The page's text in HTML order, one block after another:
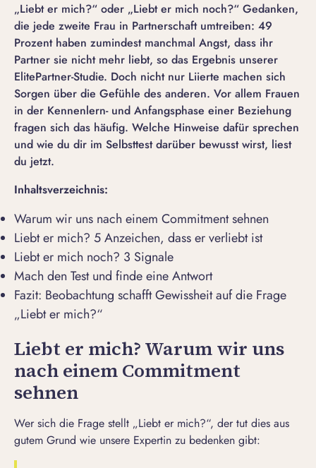
„Liebt er mich?“ oder „Liebt er mich noch?“ Gedanken,
die jede zweite Frau in Partnerschaft umtreiben: 49
Prozent haben zumindest manchmal Angst, dass ihr
Partner sie nicht mehr liebt, so das Ergebnis unserer
ElitePartner-Studie. Doch nicht nur Liierte machen sich
Sorgen über die Gefühle des anderen. Vor allem Frauen
in der Kennenlern- und Anfangsphase einer Beziehung
fragen sich das häufig. Welche Hinweise dafür sprechen
und wie du dir im Selbsttest darüber bewusst wirst, liest
du jetzt.
Inhaltsverzeichnis:
Warum wir uns nach einem Commitment sehnen
Liebt er mich? 5 Anzeichen, dass er verliebt ist
Liebt er mich noch? 3 Signale
Mach den Test und finde eine Antwort
Fazit: Beobachtung schafft Gewissheit auf die Frage
„Liebt er mich?“
Liebt er mich? Warum wir uns
nach einem Commitment
sehnen
Wer sich die Frage stellt „Liebt er mich?“, der tut dies aus
gutem Grund wie unsere Expertin zu bedenken gibt: